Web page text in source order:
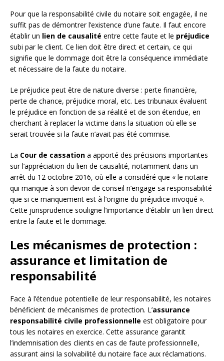
Pour que la responsabilité civile du notaire soit engagée, il ne
suffit pas de démontrer l’existence d’une faute. Il faut encore
établir un lien de causalité entre cette faute et le préjudice
subi par le client. Ce lien doit être direct et certain, ce qui
signifie que le dommage doit être la conséquence immédiate
et nécessaire de la faute du notaire.
Le préjudice peut être de nature diverse : perte financière,
perte de chance, préjudice moral, etc. Les tribunaux évaluent
le préjudice en fonction de sa réalité et de son étendue, en
cherchant à replacer la victime dans la situation où elle se
serait trouvée si la faute n’avait pas été commise.
La Cour de cassation a apporté des précisions importantes
sur l’appréciation du lien de causalité, notamment dans un
arrêt du 12 octobre 2016, où elle a considéré que « le notaire
qui manque à son devoir de conseil n’engage sa responsabilité
que si ce manquement est à l’origine du préjudice invoqué ».
Cette jurisprudence souligne l’importance d’établir un lien direct
entre la faute et le dommage.
Les mécanismes de protection :
assurance et limitation de
responsabilité
Face à l’étendue potentielle de leur responsabilité, les notaires
bénéficient de mécanismes de protection. L’assurance
responsabilité civile professionnelle est obligatoire pour
tous les notaires en exercice. Cette assurance garantit
l’indemnisation des clients en cas de faute professionnelle,
assurant ainsi la solvabilité du notaire face aux réclamations.